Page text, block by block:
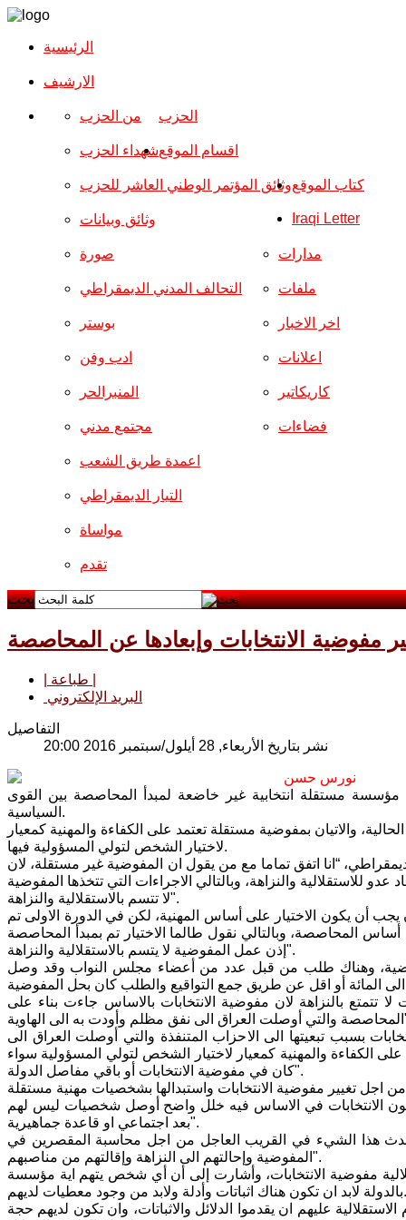
الرئيسية
الارشیف
الحزب من الحزب
شهداء الحزب
وثائق المؤتمر الوطني العاشر للحزب
وثائق وبيانات
اقسام الموقع
صورة
التحالف المدني الديمقراطي
بوستر
ادب وفن
المنبرالحر
مجتمع مدني
مدارات
ملفات
اخر الاخبار
اعلانات
كاريكاتير
فضاءات
اعمدة طريق الشعب
التيار الديمقراطي
مواساة
تقدم
كتاب الموقع
Iraqi Letter
بحث
مفوضية الانتخابات وإبعادها عن المحاصصة
البريد الإلكتروني
التفاصيل
نشر بتاريخ الأربعاء, 28 أيلول/سبتمبر 2016 20:00
نورس حسن
مستقلة انتخابية غير خاضعة لمبدأ المحاصصة بين القوى
السياسية.
والاتيان بمفوضية مستقلة تعتمد على الكفاءة والمهنية كمعيار
لاختيار الشخص لتولي المسؤولية فيها.
“انا اتفق تماما مع من يقول ان المفوضية غير مستقلة، لان
والنزاهة، وبالتالي الاجراءات التي تتخذها المفوضية
لا تتسم بالاستقلالية والنزاهة".
أن يكون الاختيار على أساس المهنية، لكن في الدورة الاولى تم
أساس المحاصصة، وبالتالي نقول طالما الاختيار تم بمبدأ المحاصصة
إذن عمل المفوضية لا يتسم بالاستقلالية والنزاهة".
وهناك طلب من قبل عدد من أعضاء مجلس النواب وقد وصل
تتمتع بالنزاهة لان مفوضية الانتخابات بالاساس جاءت بناء على
الهاوية".
بسبب تبعيتها الى الاحزاب المتنفذة والتي أوصلت العراق الى
الكفاءة والمهنية كمعيار لاختيار الشخص لتولي المسؤولية سواء
كان في مفوضية الانتخابات أو باقي مفاصل الدولة".
الانتخابات في الاساس فيه خلل واضح أوصل شخصيات ليس لهم
بعد اجتماعي او قاعدة جماهيرية".
يحدث هذا الشيء في القريب العاجل من اجل محاسبة المقصرين في
المفوضية وإحالتهم الى النزاهة وإقالتهم من مناصبهم".
مفوضية الانتخابات، وأشارت إلى أن أي شخص يتهم اية مؤسسة
بالدولة لابد ان تكون هناك اثباتات وأدلة ولابد من وجود معطيات لديهم.
عليهم ان يقدموا الدلائل والاثباتات، وان تكون لديهم حجة